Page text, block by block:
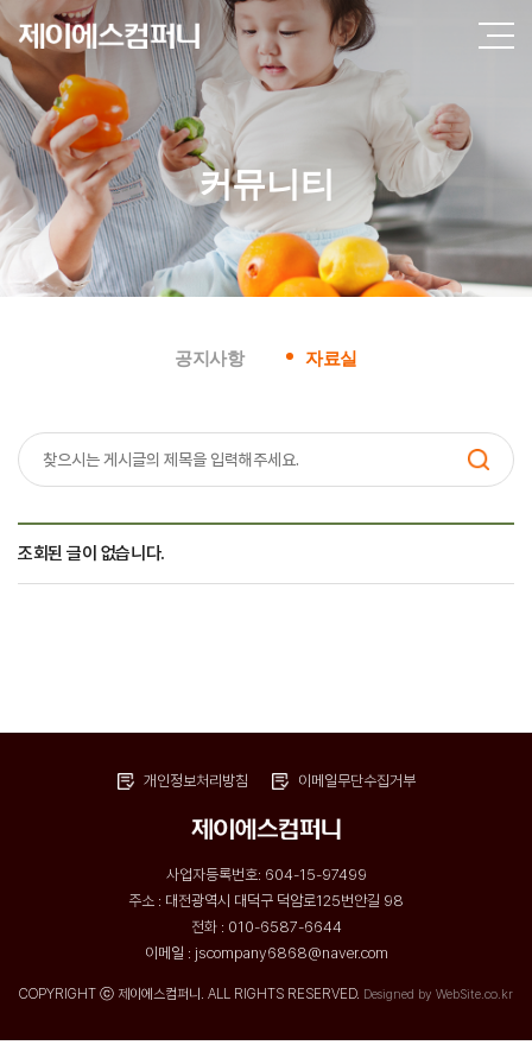
커뮤니티
공지사항 자료실
조회된 글이 없습니다.
사업자등록번호: 604-15-97499
주소 : 대전광역시 대덕구 덕암로125번안길 98
전화 : 010-6587-6644
이메일 : jscompany6868@naver.com
COPYRIGHT ⓒ 제이에스컴퍼니. ALL RIGHTS RESERVED. Designed by WebSite.co.kr
개인정보처리방침 이메일무단수집거부